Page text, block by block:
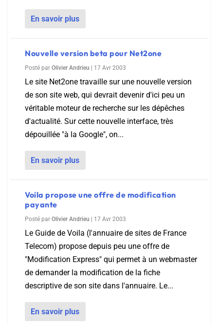
En savoir plus
Nouvelle version beta pour Net2one
Posté par Olivier Andrieu 17 Avr 2003
Le site Net2one travaille sur une nouvelle version
de son site web, qui devrait devenir d'ici peu un
véritable moteur de recherche sur les dépêches
d'actualité. Sur cette nouvelle interface, très
dépouillée "à la Google", on...
En savoir plus
Voila propose une offre de modification
payante
Posté par Olivier Andrieu 17 Avr 2003
Le Guide de Voila (l'annuaire de sites de France
Telecom) propose depuis peu une offre de
"Modification Express" qui permet à un webmaster
de demander la modification de la fiche
descriptive de son site dans l'annuaire. Le...
En savoir plus